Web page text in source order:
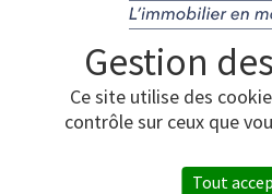
Ce site utilise des
contrôle sur ceux que
Tout